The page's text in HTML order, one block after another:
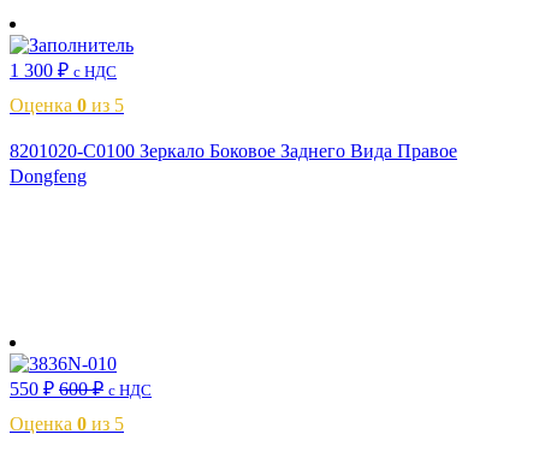
1 300 ₽ с НДС
Оценка 0 из 5
8201020-C0100 Зеркало Боковое Заднего Вида Правое
Dongfeng
550 ₽ 600₽ с НДС
Оценка 0 из 5